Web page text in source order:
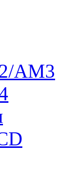
AM3